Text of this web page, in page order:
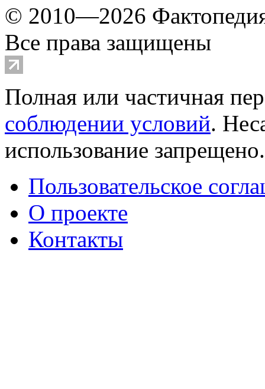
© 2010—2026
Все права защищены
Полная или частичная
соблюдении условий.
использование
Пользовательское
О проекте
Контакты